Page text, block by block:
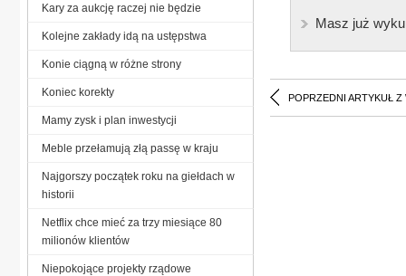
Masz już
POPRZEDNI ARTYKUŁ Z
Kary za aukcję raczej nie będzie
Kolejne zakłady idą na ustępstwa
Konie ciągną w różne strony
Koniec korekty
Mamy zysk i plan inwestycji
Meble przełamują złą passę w kraju
Najgorszy początek roku na giełdach w
historii
Netflix chce mieć za trzy miesiące 80
milionów klientów
Niepokojące projekty rządowe